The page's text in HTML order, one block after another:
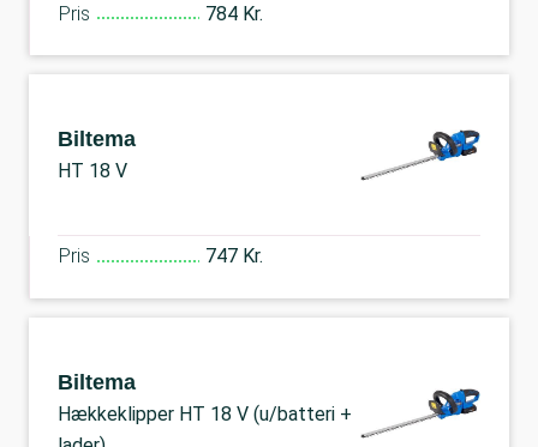
Pris 784 Kr.
Biltema
HT 18 V
Pris 747 Kr.
Biltema
Hækkeklipper HT 18 V (u/batteri +